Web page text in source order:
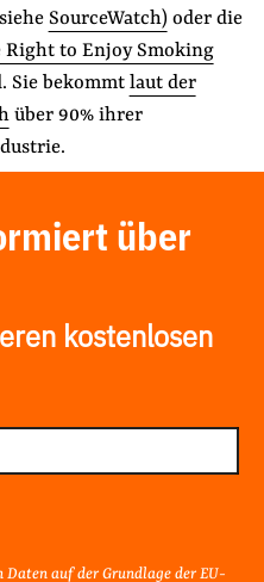
SourceWatch) oder die
to Enjoy Smoking
Sie bekommt laut der
über 90% ihrer
über
kostenlosen
auf der Grundlage der EU-